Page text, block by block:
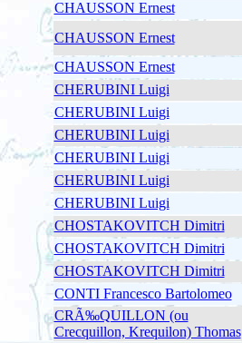
CHAUSSON Ernest
CHAUSSON Ernest
CHAUSSON Ernest
CHERUBINI Luigi
CHERUBINI Luigi
CHERUBINI Luigi
CHERUBINI Luigi
CHERUBINI Luigi
CHERUBINI Luigi
CHOSTAKOVITCH Dimitri
CHOSTAKOVITCH Dimitri
CHOSTAKOVITCH Dimitri
CONTI Francesco Bartolomeo
CRÃ‰QUILLON (ou
Crecquillon, Krequilon) Thomas